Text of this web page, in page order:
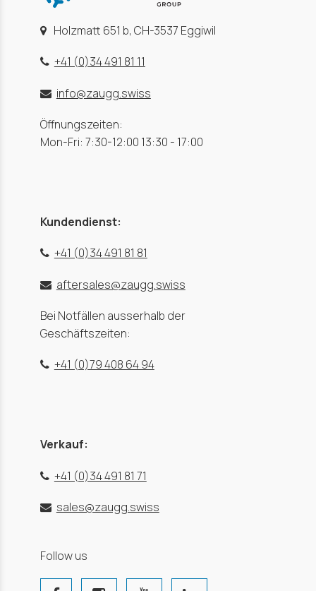
Holzmatt 651 b, CH-3537 Eggiwil
+41 (0)34 491 81 11
info@zaugg.swiss
Öffnungszeiten:
Mon-Fri: 7:30-12:00 13:30 - 17:00
Kundendienst:
+41 (0)34 491 81 81
aftersales@zaugg.swiss
Bei Notfällen ausserhalb der
Geschäftszeiten:
+41 (0)79 408 64 94
Verkauf:
+41 (0)34 491 81 71
sales@zaugg.swiss
Follow us